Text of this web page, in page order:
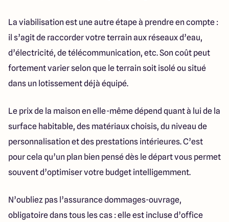
La viabilisation est une autre étape à prendre en compte :
il s’agit de raccorder votre terrain aux réseaux d’eau,
d’électricité, de télécommunication, etc. Son coût peut
fortement varier selon que le terrain soit isolé ou situé
dans un lotissement déjà équipé.
Le prix de la maison en elle-même dépend quant à lui de la
surface habitable, des matériaux choisis, du niveau de
personnalisation et des prestations intérieures. C’est
pour cela qu’un plan bien pensé dès le départ vous permet
souvent d’optimiser votre budget intelligemment.
N’oubliez pas l’assurance dommages-ouvrage,
obligatoire dans tous les cas : elle est incluse d’office